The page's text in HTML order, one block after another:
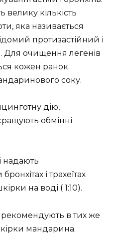
кількість
яка називається
протизастійний і
Для очищення легенів
кожен ранок
соку.
дію,
обмінні
надають
і трахеїтах
на воді ( 1:10).
рекомендують в тих же
мандарина.